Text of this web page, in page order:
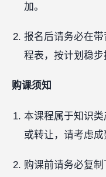
加。
报名后请务必在
程表，按计划稳步
购课须知
本课程属于知识
或转让，请考虑成
购课前请务必复